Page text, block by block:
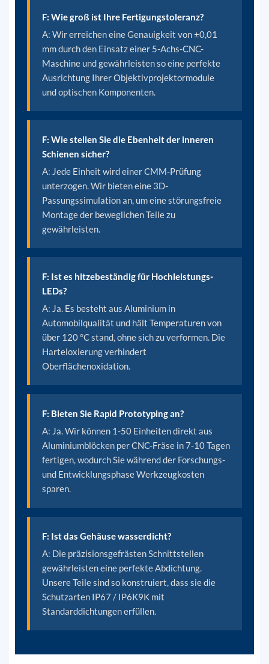
F: Wie groß ist Ihre Fertigungstoleranz?
A: Wir erreichen eine Genauigkeit von ±0,01
mm durch den Einsatz einer 5-Achs-CNC-
Maschine und gewährleisten so eine perfekte
Ausrichtung Ihrer Objektivprojektormodule
und optischen Komponenten.
F: Wie stellen Sie die Ebenheit der inneren
Schienen sicher?
A: Jede Einheit wird einer CMM-Prüfung
unterzogen. Wir bieten eine 3D-
Passungssimulation an, um eine störungsfreie
Montage der beweglichen Teile zu
gewährleisten.
F: Ist es hitzebeständig für Hochleistungs-
LEDs?
A: Ja. Es besteht aus Aluminium in
Automobilqualität und hält Temperaturen von
über 120 °C stand, ohne sich zu verformen. Die
Harteloxierung verhindert
Oberflächenoxidation.
F: Bieten Sie Rapid Prototyping an?
A: Ja. Wir können 1-50 Einheiten direkt aus
Aluminiumblöcken per CNC-Fräse in 7-10 Tagen
fertigen, wodurch Sie während der Forschungs-
und Entwicklungsphase Werkzeugkosten
sparen.
F: Ist das Gehäuse wasserdicht?
A: Die präzisionsgefrästen Schnittstellen
gewährleisten eine perfekte Abdichtung.
Unsere Teile sind so konstruiert, dass sie die
Schutzarten IP67 / IP6K9K mit
Standarddichtungen erfüllen.